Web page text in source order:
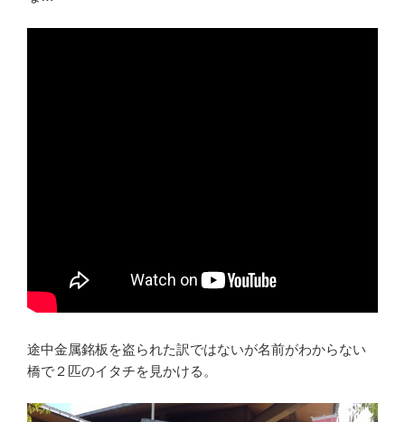
途中金属銘板を盗られた訳ではないが名前がわからない
橋で２匹のイタチを見かける。